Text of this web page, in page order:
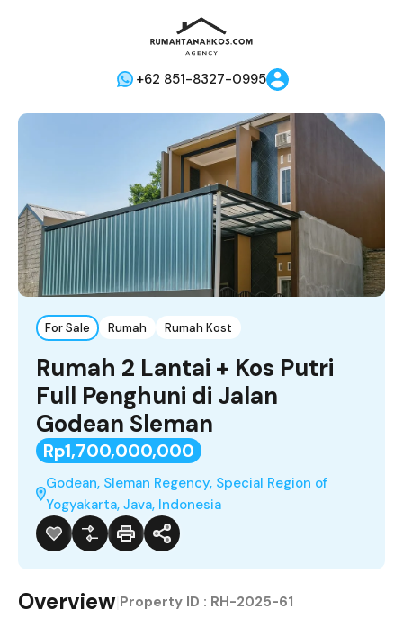
+62 851-8327-0995
For Sale Rumah Rumah Kost
Rumah 2 Lantai + Kos Putri
Full Penghuni di Jalan
Godean Sleman
Rp1,700,000,000
Godean, Sleman Regency, Special Region of
Yogyakarta, Java, Indonesia
Overview Property ID : RH-2025-61